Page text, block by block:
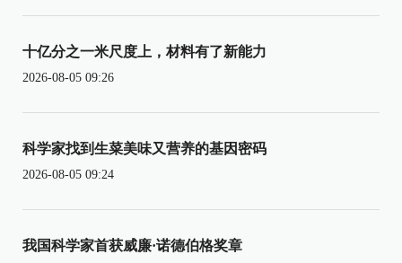
十亿分之一米尺度上，材料有了新能力
2026-08-05 09:26
科学家找到生菜美味又营养的基因密码
2026-08-05 09:24
我国科学家首获威廉·诺德伯格奖章